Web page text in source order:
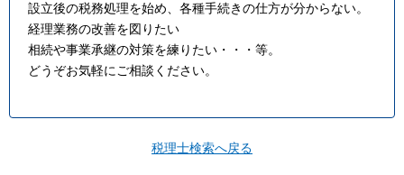
設立後の税務処理を始め、各種手続きの仕方が分からない。
経理業務の改善を図りたい
相続や事業承継の対策を練りたい・・・等。
どうぞお気軽にご相談ください。
税理士検索へ戻る